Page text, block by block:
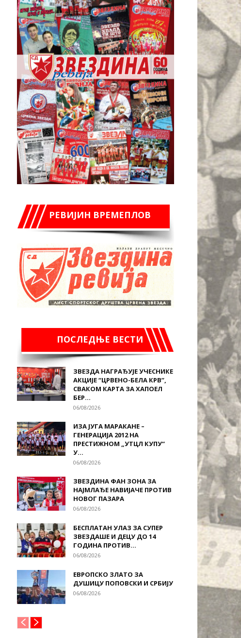
РЕВИЈИН ВРЕМЕПЛОВ
ПОСЛЕДЊЕ ВЕСТИ
ЗВЕЗДА НАГРАЂУЈЕ УЧЕСНИКЕ
АКЦИЈЕ “ЦРВЕНО-БЕЛА КРВ”,
СВАКОМ КАРТА ЗА ХАПОЕЛ
БЕР...
06/08/2026
ИЗА ЈУГА МАРАКАНЕ –
ГЕНЕРАЦИЈА 2012 НА
ПРЕСТИЖНОМ „УТЦЛ КУПУ“
У...
06/08/2026
ЗВЕЗДИНА ФАН ЗОНА ЗА
НАЈМЛАЂЕ НАВИЈАЧЕ ПРОТИВ
НОВОГ ПАЗАРА
06/08/2026
БЕСПЛАТАН УЛАЗ ЗА СУПЕР
ЗВЕЗДАШЕ И ДЕЦУ ДО 14
ГОДИНА ПРОТИВ...
06/08/2026
ЕВРОПСКО ЗЛАТО ЗА
ДУШИЦУ ПОПОВСКИ И СРБИЈУ
06/08/2026